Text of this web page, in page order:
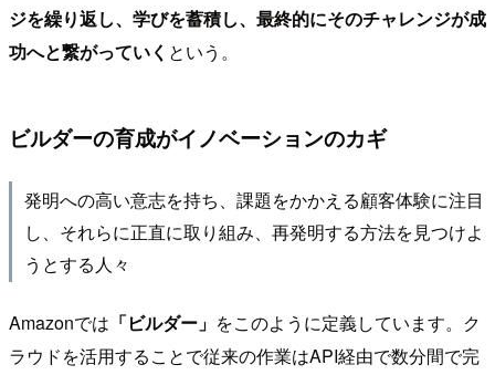
ジを繰り返し、学びを蓄積し、最終的にそのチャレンジが成
功へと繋がっていく という。
ビルダーの育成がイノベーションのカギ
発明への高い意志を持ち、課題をかかえる顧客体験に注目
し、それらに正直に取り組み、再発明する方法を見つけよ
うとする人々
Amazonでは 「ビルダー」 をこのように定義しています。ク
ラウドを活用することで従来の作業はAPI経由で数分間で完